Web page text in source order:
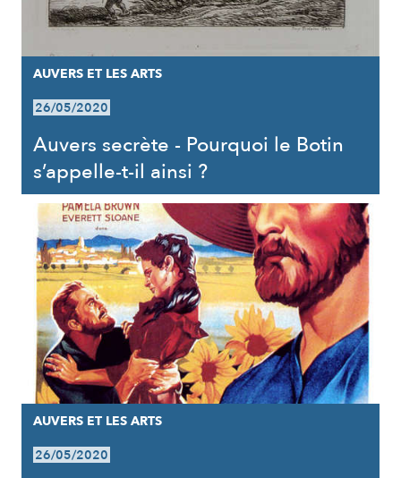
AUVERS ET LES ARTS
26/05/2020
Auvers secrète - Pourquoi le Botin
s’appelle-t-il ainsi ?
AUVERS ET LES ARTS
26/05/2020